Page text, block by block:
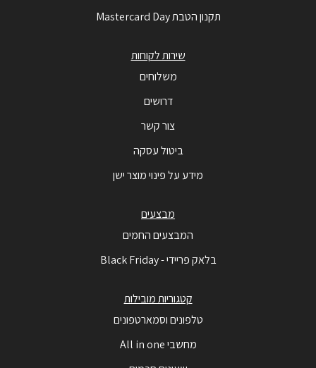
תקנון הטבת Mastercard Day
שירות לקוחות
משלוחים
דרושים
צור קשר
ביטול עסקה
מידע על פינוי מוצר ישן
מבצעים
המבצעים החמים
בלאק פריידי - Black Friday
קטגוריות מובילות
טלפונים וסמארטפונים
מחשבי All in one